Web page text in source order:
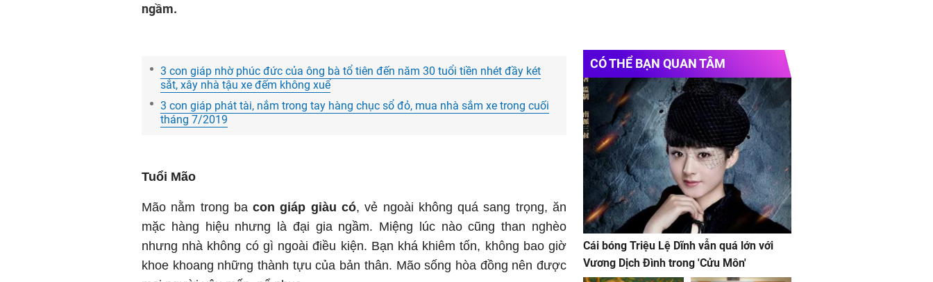
ngầm.
3 con giáp nhờ phúc đức của ông bà tổ tiên đến năm 30 tuổi tiền nhét đầy két
sắt, xây nhà tậu xe đếm không xuể
3 con giáp phát tài, nắm trong tay hàng chục sổ đỏ, mua nhà sắm xe trong cuối
tháng 7/2019
Tuổi Mão
Mão nằm trong bacon giáp giàu có, vẻ ngoài không quá sang trọng, ăn
mặc hàng hiệu nhưng là đại gia ngầm. Miệng lúc nào cũng than nghèo
nhưng nhà không có gì ngoài điều kiện. Bạn khá khiêm tốn, không bao giờ
khoe khoang những thành tựu của bản thân. Mão sống hòa đồng nên được
CÓ THỂ BẠN QUAN TÂM
Cái bóng Triệu Lệ Dĩnh vẫn quá lớn với
Vương Dịch Đình trong 'Cửu Môn'